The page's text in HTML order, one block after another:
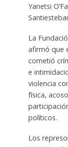
Yanetsi
La
afirmó que
cometió
e
violencia
física,
políticos.
Los